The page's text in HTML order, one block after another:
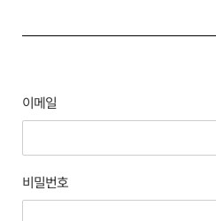
이메일
비밀번호